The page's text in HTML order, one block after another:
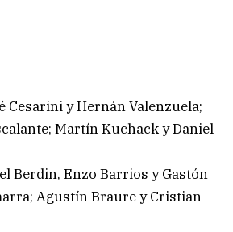
y Hernán Valenzuela;
Martín Kuchack y Daniel
Berdin, Enzo Barrios y Gastón
Agustín Braure y Cristian